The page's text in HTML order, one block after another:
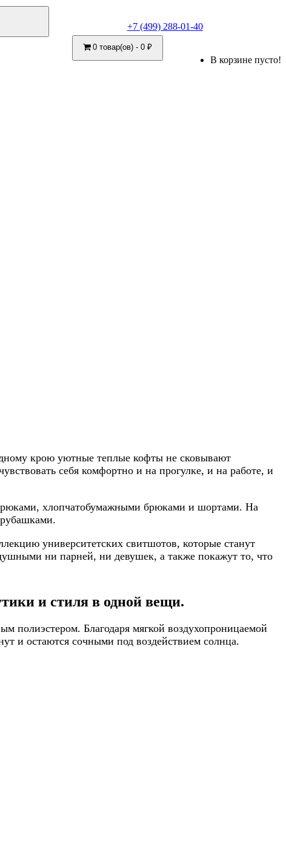
+7 (499) 288-01-40
0 товар(ов) - 0 ₽
В корзине пусто!
крою уютные теплые кофты не сковывают
себя комфортно и на прогулке, и на работе, и
хлопчатобумажными брюками и шортами. На
университетских свитшотов, которые станут
ни парней, ни девушек, а также покажут то, что
и стиля в одной вещи.
полиэстером. Благодаря мягкой воздухопроницаемой
и остаются сочными под воздействием солнца.